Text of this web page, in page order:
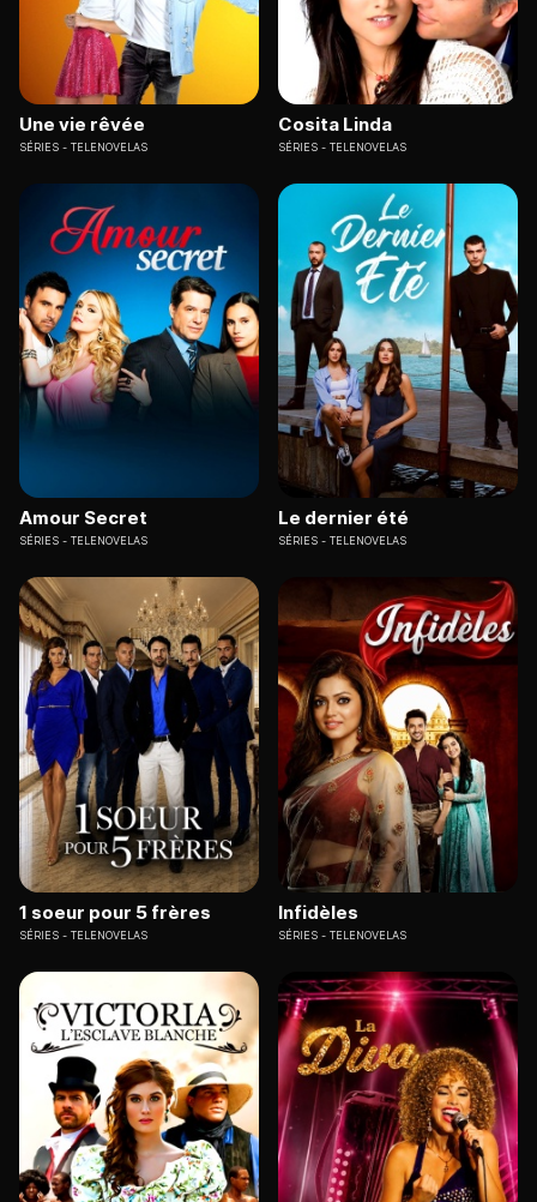
Une vie rêvée
SÉRIES TELENOVELAS
Cosita Linda
SÉRIES TELENOVELAS
Amour Secret
SÉRIES TELENOVELAS
Le dernier été
SÉRIES TELENOVELAS
1 soeur pour 5 frères
SÉRIES TELENOVELAS
Infidèles
SÉRIES TELENOVELAS